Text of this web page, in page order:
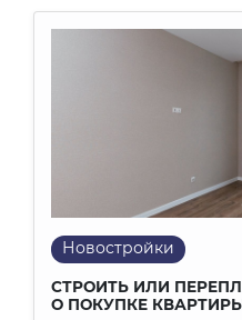
Новостройки
СТРОИТЬ ИЛИ
О ПОКУПКЕ